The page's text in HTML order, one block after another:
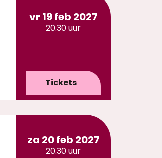
vr 19 feb 2027
20.30 uur
Tickets
za 20 feb 2027
20.30 uur